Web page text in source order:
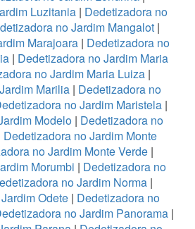
Luzitania| Dedetizadora no
no Jardim Mangalot|
Marajoara | Dedetizadora no
| Dedetizadora no Jardim Maria
no Jardim Maria Luiza |
Marilia | Dedetizadora no
no Jardim Maristela|
Modelo| Dedetizadora no
Dedetizadora no Jardim Monte
no Jardim Monte Verde |
Morumbi | Dedetizadora no
no Jardim Norma|
Odete| Dedetizadora no
no Jardim Panorama |